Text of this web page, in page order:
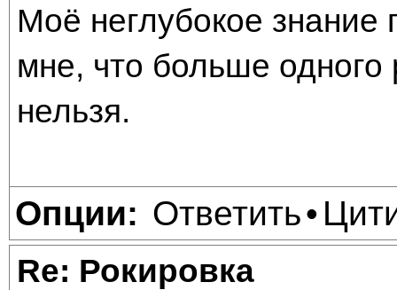
Моё неглубокое
мне, что больше одного
нельзя.
Опции: Ответить•
Re: Рокировка